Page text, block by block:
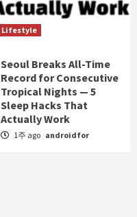
Lifestyle
Seoul Breaks All-Time
Record for Consecutive
Tropical Nights — 5
Sleep Hacks That
Actually Work
1주 ago androidfor